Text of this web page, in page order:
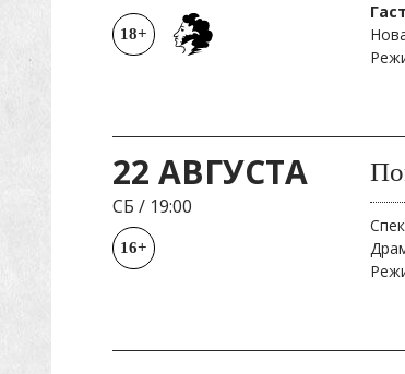
18+
22 АВГУСТА
СБ / 19:00
16+